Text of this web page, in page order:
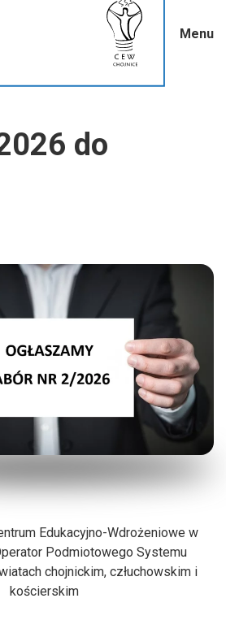
Menu
do
Edukacyjno-Wdrożeniowe w
Podmiotowego Systemu
chojnickim, człuchowskim i
kościerskim